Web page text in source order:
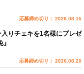
応募締め切り： 2026.08.15
りチェキを1名様にプレゼ
応募締め切り： 2026.08.20